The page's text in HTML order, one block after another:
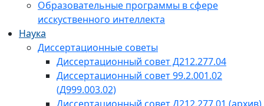
Образовательные программы в сфере
исскуственного интеллекта
Наука
Диссертационные советы
Диссертационный совет Д212.277.04
Диссертационный совет 99.2.001.02
(Д999.003.02)